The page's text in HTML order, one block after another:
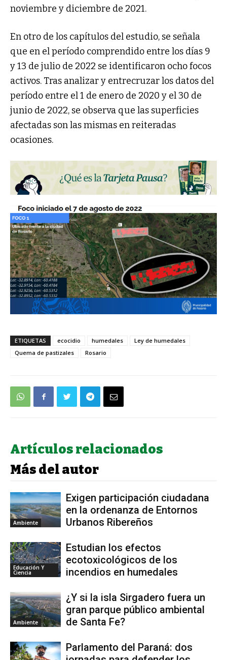
noviembre y diciembre de 2021.
En otro de los capítulos del estudio, se señala
que en el período comprendido entre los días 9
y 13 de julio de 2022 se identificaron ocho focos
activos. Tras analizar y entrecruzar los datos del
período entre el 1 de enero de 2020 y el 30 de
junio de 2022, se observa que las superficies
afectadas son las mismas en reiteradas
ocasiones.
ETIQUETAS ecocidio humedales
Ley de humedales
Quema de pastizales
Rosario
Artículos relacionados
Más del autor
Ambiente
Exigen participación ciudadana
en la ordenanza de Entornos
Urbanos Ribereños
Educación Y
Ciencia
Estudian los efectos
ecotoxicológicos de los
incendios en humedales
Ambiente
¿Y si la isla Sirgadero fuera un
gran parque público ambiental
de Santa Fe?
Parlamento del Paraná: dos